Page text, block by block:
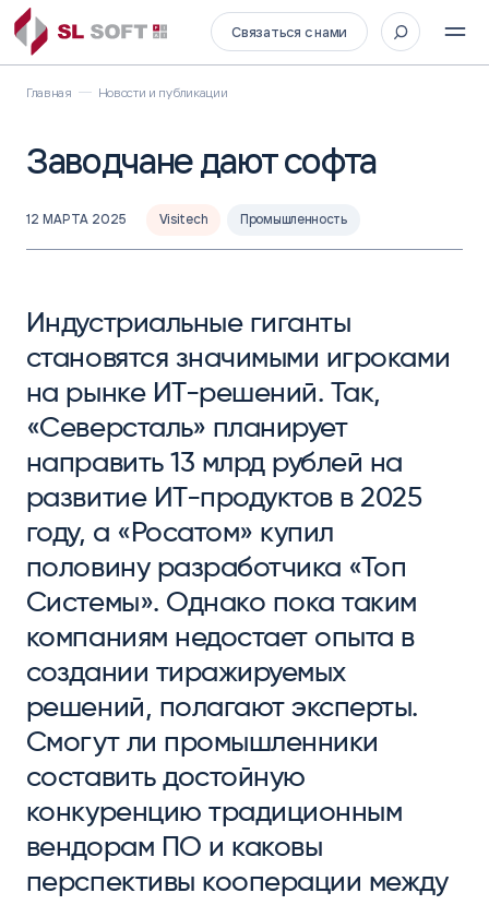
Связаться с нами
Главная Новости и публикации
Заводчане дают софта
12 МАРТА 2025 Visitech Промышленность
Индустриальные гиганты
становятся значимыми игроками
на рынке ИТ-решений. Так,
«Северсталь» планирует
направить 13 млрд рублей на
развитие ИТ-продуктов в 2025
году, а «Росатом» купил
половину разработчика «Топ
Системы». Однако пока таким
компаниям недостает опыта в
создании тиражируемых
решений, полагают эксперты.
Смогут ли промышленники
составить достойную
конкуренцию традиционным
вендорам ПО и каковы
перспективы кооперации между